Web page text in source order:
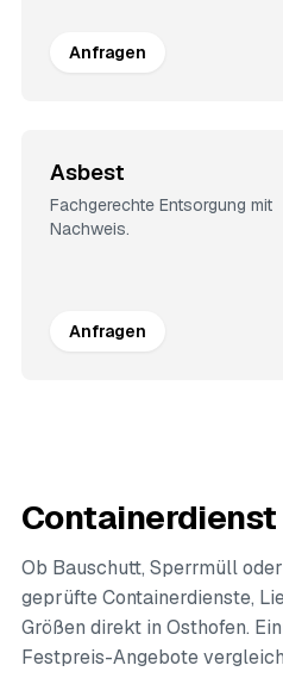
Anfragen
Asbest
Fachgerechte Entsorgung mit
Nachweis.
Anfragen
Ob Bauschutt, Sperrmüll
geprüfte Containerdienste,
Größen direkt in Osthofen.
Festpreis-Angebote